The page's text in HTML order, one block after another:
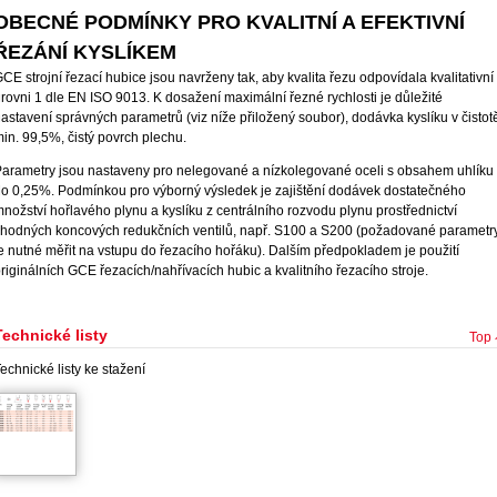
PODMÍNKY PRO KVALITNÍ A EFEKTIVNÍ
KYSLÍKEM
strojní řezací hubice jsou navrženy tak, aby kvalita řezu odpovídala kvalitativní
1 dle EN ISO 9013. K dosažení maximální řezné rychlosti je důležité
správných parametrů (viz níže přiložený soubor), dodávka kyslíku v
99,5%, čistý povrch plechu.
jsou nastaveny pro nelegované a nízkolegované oceli s obsahem uhlíku
0,25%. Podmínkou pro výborný výsledek je zajištění dodávek dostatečného
hořlavého plynu a kyslíku z centrálního rozvodu plynu prostřednictví
koncových redukčních ventilů, např. S100 a S200 (požadované
nutné měřit na vstupu do řezacího hořáku). Dalším předpokladem je použití
GCE řezacích/nahřívacích hubic a kvalitního řezacího stroje.
listy Top
listy ke stažení